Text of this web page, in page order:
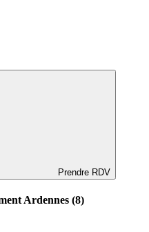
Prendre RDV
Ardennes (8)